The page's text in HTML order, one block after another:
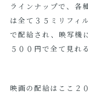
ラインナップで、各
は全て３５ミリフィ
で配給され、映写機
５００円で全て見れる
映画の配給はここ２